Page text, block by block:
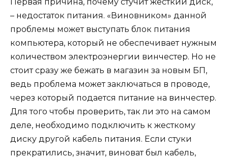
– недостаток питания. «Виновником» данной
проблемы может выступать блок питания
компьютера, который не обеспечивает нужным
количеством электроэнергии винчестер. Но не
стоит сразу же бежать в магазин за новым БП,
ведь проблема может заключаться в проводе,
через который подается питание на винчестер.
Для того чтобы проверить, так ли это на самом
деле, необходимо подключить к жесткому
диску другой кабель питания. Если стуки
прекратились, значит, виноват был кабель,